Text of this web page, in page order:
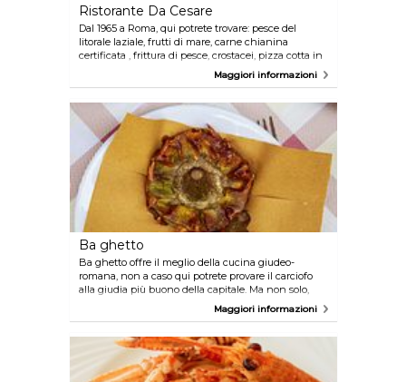
Ristorante Da Cesare
Dal 1965 a Roma, qui potrete trovare: pesce del
litorale laziale, frutti di mare, carne chianina
certificata , frittura di pesce, crostacei, pizza cotta in
forno a legna. Stagionalmente funghi porcini, ovoli
,tartufo bianco e nero pregiato. Ampia selezione di
Maggiori informazioni
Ba ghetto
Ba ghetto offre il meglio della cucina giudeo-
romana, non a caso qui potrete provare il carciofo
alla giudia più buono della capitale. Ma non solo,
assaggiate piatti della più autentica tradizione
locale: cervello con carciofi, carbonara, amatriciana e
Maggiori informazioni